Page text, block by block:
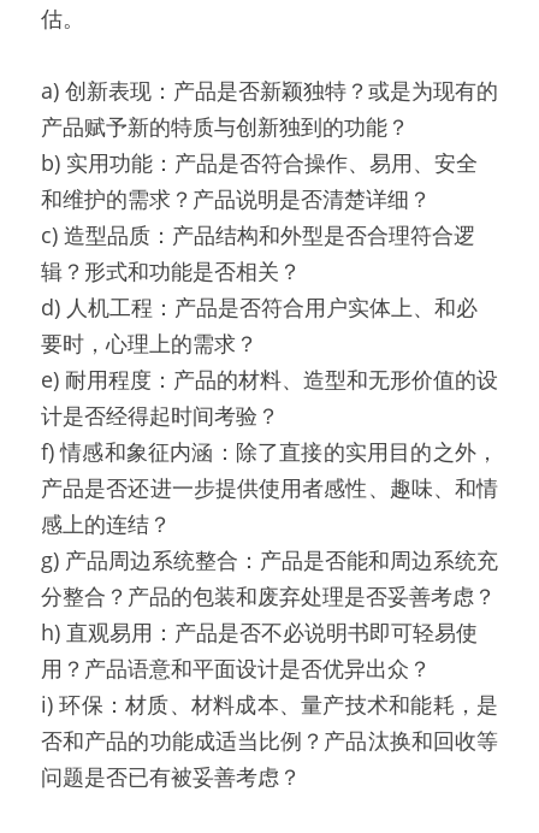
估。
a) 创新表现：产品是否新颖独特？或是为现有的
产品赋予新的特质与创新独到的功能？
b) 实用功能：产品是否符合操作、易用、安全
和维护的需求？产品说明是否清楚详细？
c) 造型品质：产品结构和外型是否合理符合逻
辑？形式和功能是否相关？
d) 人机工程：产品是否符合用户实体上、和必
要时，心理上的需求？
e) 耐用程度：产品的材料、造型和无形价值的设
计是否经得起时间考验？
f) 情感和象征内涵：除了直接的实用目的之外，
产品是否还进一步提供使用者感性、趣味、和情
感上的连结？
g) 产品周边系统整合：产品是否能和周边系统充
分整合？产品的包装和废弃处理是否妥善考虑？
h) 直观易用：产品是否不必说明书即可轻易使
用？产品语意和平面设计是否优异出众？
i) 环保：材质、材料成本、量产技术和能耗，是
否和产品的功能成适当比例？产品汰换和回收等
问题是否已有被妥善考虑？